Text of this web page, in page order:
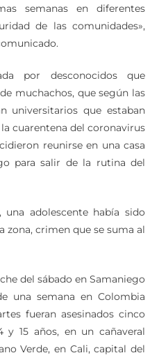
hechos violentos que
semanas en diferentes
de las comunidades»,
por desconocidos que
muchachos, que según las
universitarios que estaban
cuarentena del coronavirus
reunirse en una casa
para salir de la rutina del
adolescente había sido
crimen que se suma al
del sábado en Samaniego
una semana en Colombia
fueran asesinados cinco
y 15 años, en un cañaveral